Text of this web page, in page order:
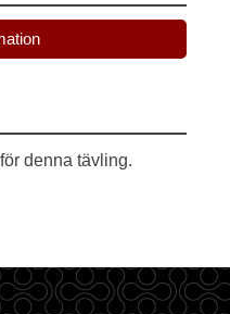
denna tävling.